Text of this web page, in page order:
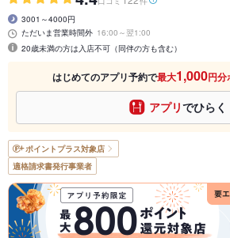
3001～4000円
ただいま営業時間外 16:00～翌1:00
20歳未満の方は入店不可（同伴の方も含む）
はじめてのアプリ予約で最大1,000円分
アプリでひらく
ポイントプラス対象店
適格請求書発行事業者